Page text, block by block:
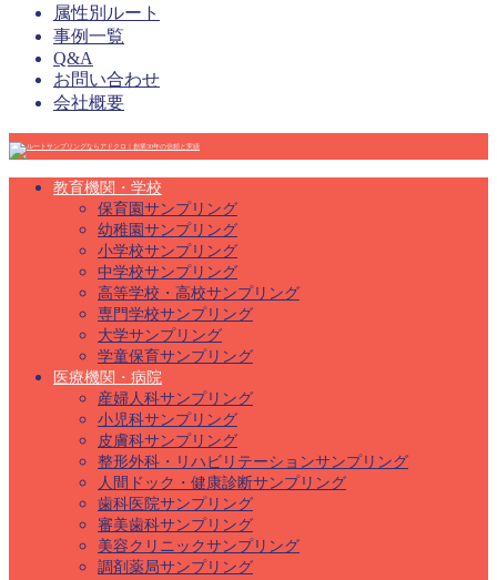
属性別ルート
事例一覧
Q&A
お問い合わせ
会社概要
教育機関・学校
保育園サンプリング
幼稚園サンプリング
小学校サンプリング
中学校サンプリング
高等学校・高校サンプリング
専門学校サンプリング
大学サンプリング
学童保育サンプリング
医療機関・病院
産婦人科サンプリング
小児科サンプリング
皮膚科サンプリング
整形外科・リハビリテーションサンプリング
人間ドック・健康診断サンプリング
歯科医院サンプリング
審美歯科サンプリング
美容クリニックサンプリング
調剤薬局サンプリング